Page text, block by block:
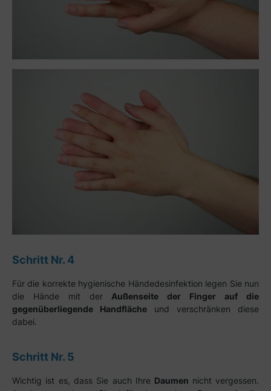
Schritt Nr. 4
Für die korrekte hygienische Händedesinfektion legen Sie nun
die Hände mit der Außenseite der Finger auf die
gegenüberliegende Handfläche und verschränken diese
dabei.
Schritt Nr. 5
Wichtig ist es, dass Sie auch Ihre Daumen nicht vergessen.